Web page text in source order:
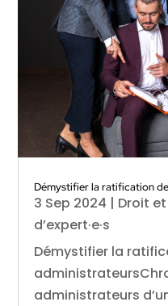
Démystifier la ratification
3 Sep 2024 | Droit
d’expert·e·s
Démystifier la
administrateurs